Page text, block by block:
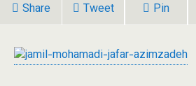
Share Tweet Pin